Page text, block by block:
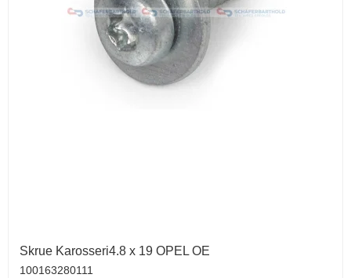
Skrue Karosseri4.8 x 19 OPEL OE
100163280111